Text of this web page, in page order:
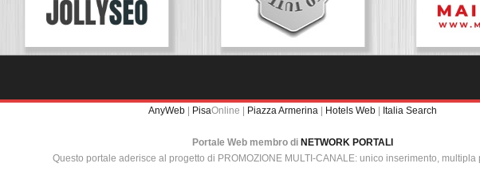
AnyWeb | PisaOnline | Piazza Armerina | Hotels Web | Italia Search
Portale Web membro di NETWORK PORTALI
Questo portale aderisce al progetto di PROMOZIONE MULTI-CANALE: unico inserimento, multipla